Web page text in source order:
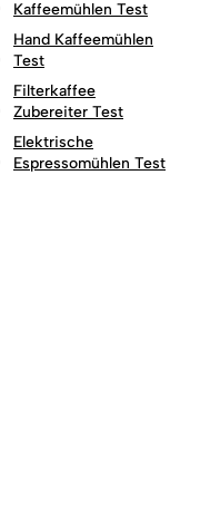
Kaffeemühlen Test
Hand Kaffeemühlen
Test
Filterkaffee
Zubereiter Test
Elektrische
Espressomühlen Test